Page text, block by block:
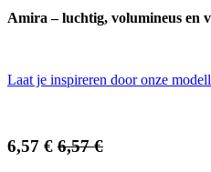
Amira – luchtig, volumineus en
Laat je inspireren door onze
6,57 € 6,57€